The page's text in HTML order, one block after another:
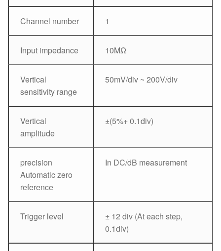
Channel number 1
Input impedance 10MΩ
Vertical
sensitivity range
50mV/div ~ 200V/div
Vertical
amplitude
±(5%+ 0.1div)
precision
Automatic zero
reference
In DC/dB measurement
Trigger level
± 12 div (At each step,
0.1div)